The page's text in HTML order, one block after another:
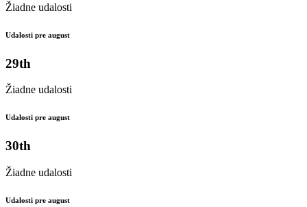
Žiadne udalosti
Udalosti pre august
29th
Žiadne udalosti
Udalosti pre august
30th
Žiadne udalosti
Udalosti pre august